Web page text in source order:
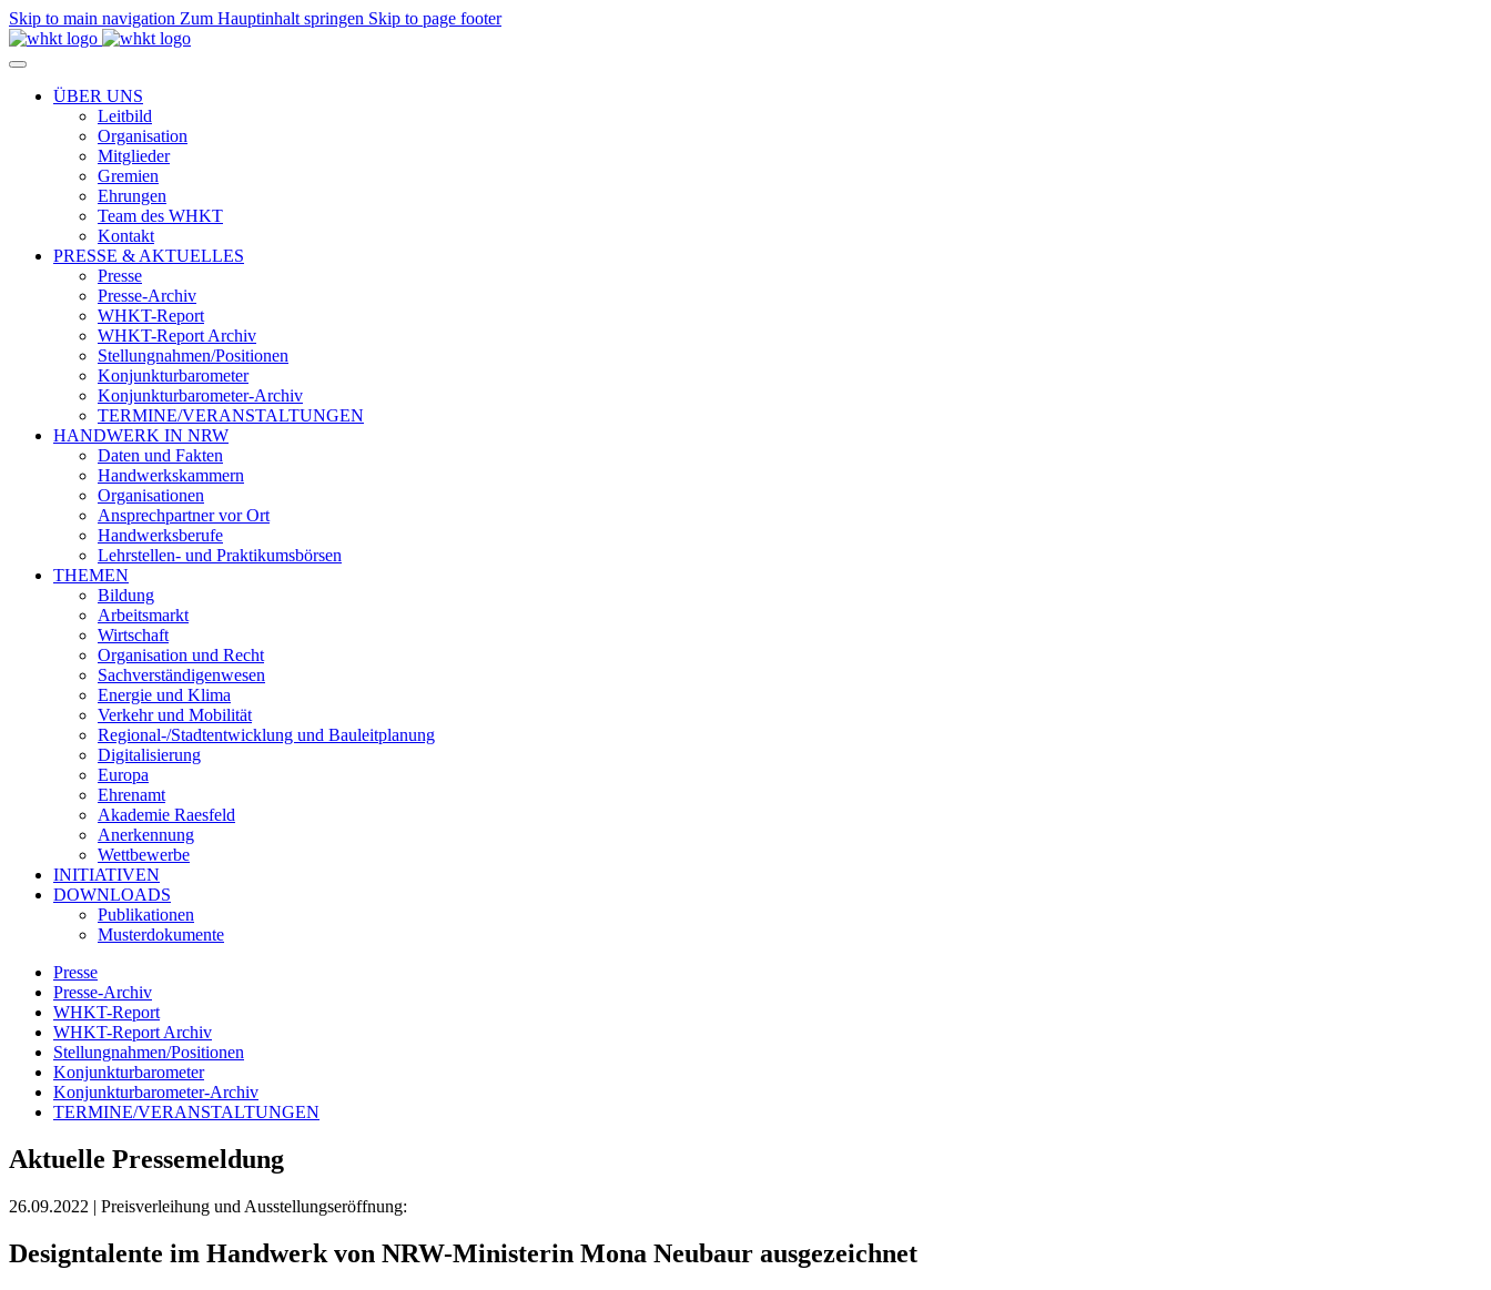
Skip to main navigation Zum Hauptinhalt springen Skip to page footer
ÜBER UNS
Leitbild
Organisation
Mitglieder
Gremien
Ehrungen
Team des WHKT
Kontakt
PRESSE & AKTUELLES
Presse
Presse-Archiv
WHKT-Report
WHKT-Report Archiv
Stellungnahmen/Positionen
Konjunkturbarometer
Konjunkturbarometer-Archiv
TERMINE/VERANSTALTUNGEN
HANDWERK IN NRW
Daten und Fakten
Handwerkskammern
Organisationen
Ansprechpartner vor Ort
Handwerksberufe
Lehrstellen- und Praktikumsbörsen
THEMEN
Bildung
Arbeitsmarkt
Wirtschaft
Organisation und Recht
Sachverständigenwesen
Energie und Klima
Verkehr und Mobilität
Regional-/Stadtentwicklung und Bauleitplanung
Digitalisierung
Europa
Ehrenamt
Akademie Raesfeld
Anerkennung
Wettbewerbe
INITIATIVEN
DOWNLOADS
Publikationen
Musterdokumente
Presse
Presse-Archiv
WHKT-Report
WHKT-Report Archiv
Stellungnahmen/Positionen
Konjunkturbarometer
Konjunkturbarometer-Archiv
TERMINE/VERANSTALTUNGEN
Aktuelle Pressemeldung
26.09.2022 | Preisverleihung und Ausstellungseröffnung:
Designtalente im Handwerk von NRW-Ministerin Mona Neubaur ausgezeichnet